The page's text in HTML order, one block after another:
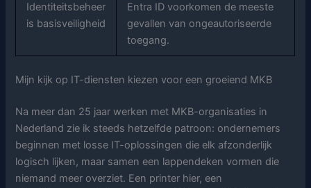
Identiteitsbeheer
is basisveiligheid
Entra ID voorkomen de meeste
gevallen van ongeautoriseerde
toegang.
Mijn kijk op IT-diensten kiezen voor een groeiend MKB
Na meer dan 25 jaar werken met MKB-organisaties in
Nederland zie ik steeds hetzelfde patroon: ondernemers
beginnen met losse IT-oplossingen die elk afzonderlijk
logisch lijken, maar samen een lappendeken vormen die
niemand meer overziet. Een printer hier, een